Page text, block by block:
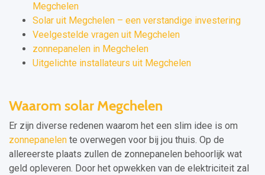
Megchelen
Solar uit Megchelen – een verstandige investering
Veelgestelde vragen uit Megchelen
zonnepanelen in Megchelen
Uitgelichte installateurs uit Megchelen
Waarom solar Megchelen
Er zijn diverse redenen waarom het een slim idee is om
zonnepanelen te overwegen voor bij jou thuis. Op de
allereerste plaats zullen de zonnepanelen behoorlijk wat
geld opleveren. Door het opwekken van de elektriciteit zal